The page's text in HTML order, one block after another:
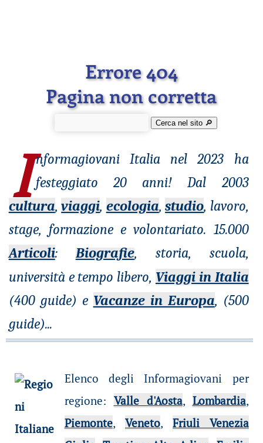
Errore 404
Pagina non corretta
Cerca nel sito 🔎︎
I nformagiovaniItalia nel 2023 ha
festeggiato 20 anni! Dal 2003
cultura,viaggi, ecologia,studio, lavoro,
stage, formazione e volontariato. 15.000
Articoli: Biografie, storia, scuola,
università e tempo libero, Viaggi in Italia
(400 guide) e Vacanze in Europa, (500
guide)...
Elenco degli Informagiovani per
regione: Valle d'Aosta, Lombardia,
Piemonte, Veneto,Friuli Venezia